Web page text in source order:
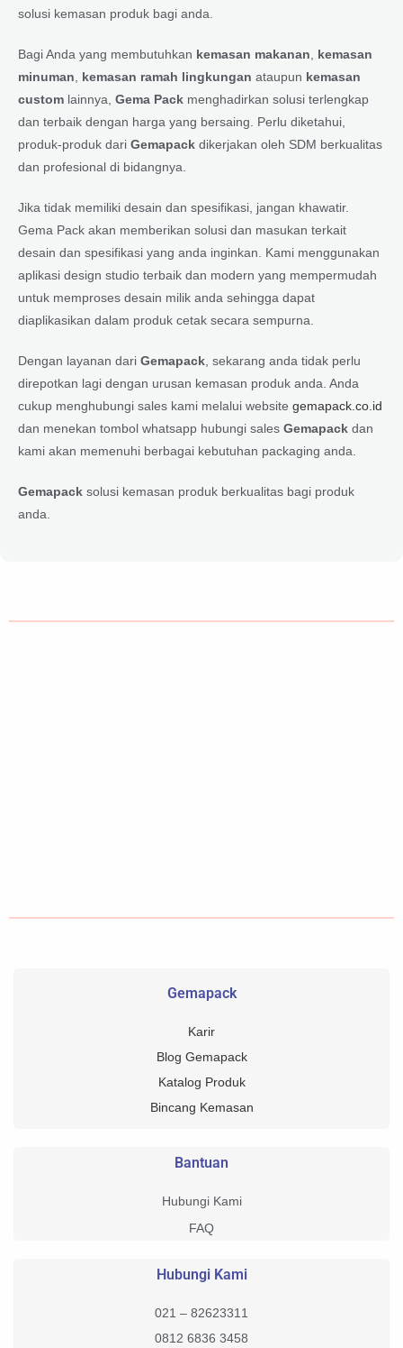
solusi kemasan produk bagi anda.
Bagi Anda yang membutuhkan kemasan makanan, kemasan
minuman, kemasan ramah lingkungan ataupun kemasan
custom lainnya, Gema Pack menghadirkan solusi terlengkap
dan terbaik dengan harga yang bersaing. Perlu diketahui,
produk-produk dari Gemapack dikerjakan oleh SDM berkualitas
dan profesional di bidangnya.
Jika tidak memiliki desain dan spesifikasi, jangan khawatir.
Gema Pack akan memberikan solusi dan masukan terkait
desain dan spesifikasi yang anda inginkan. Kami menggunakan
aplikasi design studio terbaik dan modern yang mempermudah
untuk memproses desain milik anda sehingga dapat
diaplikasikan dalam produk cetak secara sempurna.
Dengan layanan dari Gemapack, sekarang anda tidak perlu
direpotkan lagi dengan urusan kemasan produk anda. Anda
cukup menghubungi sales kami melalui website gemapack.co.id
dan menekan tombol whatsapp hubungi sales Gemapack dan
kami akan memenuhi berbagai kebutuhan packaging anda.
Gemapack solusi kemasan produk berkualitas bagi produk
anda.
Gemapack
Karir
Blog Gemapack
Katalog Produk
Bincang Kemasan
Bantuan
Hubungi Kami
FAQ
Hubungi Kami
021 – 82623311
0812 6836 3458